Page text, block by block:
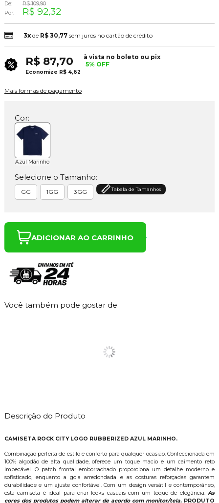
De:
R$ 109,90
Por:
R$ 92,32
3xde R$ 30,77 sem juros no cartão de crédito
R$ 87,70
à vista no boleto ou pix
5% OFF
Economize R$ 4,62
Mais formas de pagamento
Cor:
Azul Marinho
Selecione o Tamanho:
GG 1GG 3GG Tabela de Tamanhos
ADICIONAR AO CARRINHO
Você também pode gostar de
Descrição do Produto
CAMISETA ROCK CITY LOGO RUBBERIZED AZUL MARINHO.
Combinação perfeita de estilo e conforto para qualquer ocasião. Confeccionada em
100% algodão de alta qualidade, oferece um toque macio e um caimento reto
impecável. O patch frontal emborrachado proporciona um detalhe moderno e
sofisticado, enquanto a gola arredondada e as costuras reforçadas garantem
durabilidade e um ajuste confortável. Com um design versátil e contemporâneo,
esta camiseta é ideal para criar looks casuais com um toque de elegância.As
cores dos produtos podem alterar de acordo com monitor/tela. PRODUTO